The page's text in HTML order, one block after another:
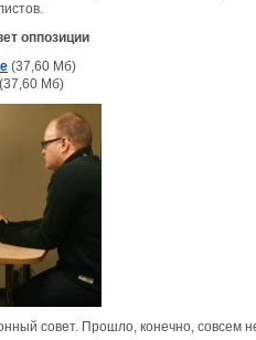
оппозиции
(37,60 Мб)
(37,60 Мб)
совет. Прошло, конечно, совсем